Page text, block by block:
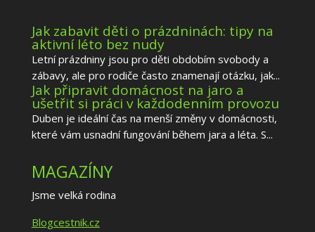
Jak zabavit děti o prázdninách: tipy na
aktivní léto bez nudy
Letní prázdniny jsou pro děti obdobím svobody a
zábavy, ale pro rodiče často znamenají otázku, jak...
Jak připravit domácnost na jaro a
ušetřit si práci v každodenním provozu
Duben je ideální čas na menší změny v domácnosti,
které vám usnadní fungování během jara a léta. S...
MAGAZÍNY
Jsme velká rodina
Blogcestnik.cz